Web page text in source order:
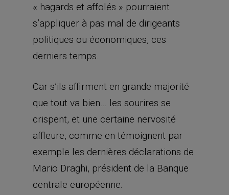
« hagards et affolés » pourraient
s’appliquer à pas mal de dirigeants
politiques ou économiques, ces
derniers temps.
Car s’ils affirment en grande majorité
que tout va bien… les sourires se
crispent, et une certaine nervosité
affleure, comme en témoignent par
exemple les dernières déclarations de
Mario Draghi, président de la Banque
centrale européenne.